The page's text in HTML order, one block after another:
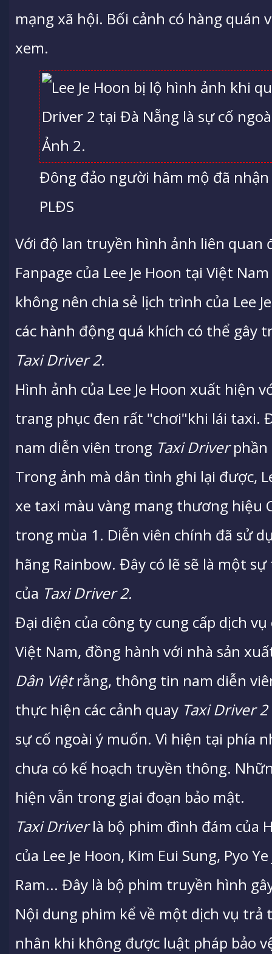
mạng xã hội. Bối cảnh có hàng quán
xem.
Đông đảo người hâm mộ đã nhận
PLĐS
Với độ lan truyền hình ảnh liên quan
Fanpage của Lee Je Hoon tại Việt
không nên chia sẻ lịch trình của Lee
các hành động quá khích có thể gây
Taxi Driver 2.
Hình ảnh của Lee Je Hoon xuất hiện
trang phục đen rất "chơi"khi lái taxi.
nam diễn viên trong Taxi Driverphần
Trong ảnh mà dân tình ghi lại được,
xe taxi màu vàng mang thương hiệu
trong mùa 1. Diễn viên chính đã sử
hãng Rainbow. Đây có lẽ sẽ là một
của Taxi Driver 2.
Đại diện của công ty cung cấp dịch
Việt Nam, đồng hành với nhà sản
Dân Việtrằng, thông tin nam diễn
thực hiện các cảnh quay Taxi Driver 2
sự cố ngoài ý muốn. Vì hiện tại phía
chưa có kế hoạch truyền thông.
hiện vẫn trong giai đoạn bảo mật.
Taxi Driverlà bộ phim đình đám của
của Lee Je Hoon, Kim Eui Sung, Pyo
Ram... Đây là bộ phim truyền hình
Nội dung phim kể về một dịch vụ trả
nhân khi không được luật pháp bảo